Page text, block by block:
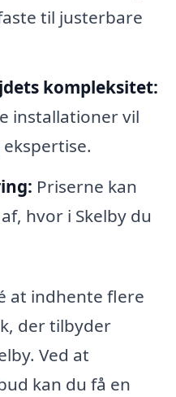
til justerbare
kompleksitet:
installationer vil
Priserne kan
hvor i Skelby du
at indhente flere
der tilbyder
Ved at
kan du få en